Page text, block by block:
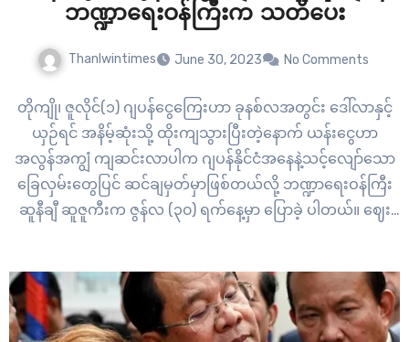
ဘဏ္ဍာရေးဝန်ကြီးက သတိပေး
Thanlwintimes June 30, 2023 No Comments
တိုကျို၊ ဇူလိုင်(၁) ဂျပန်ငွေကြေးဟာ ခုနစ်လအတွင်း ဒေါ်လာနှင့်
ယှဉ်ရင် အနိမ့်ဆုံးသို့ ထိုးကျသွားပြီးတဲ့နောက် ယန်းငွေဟာ
အလွန်အကျွံ ကျဆင်းလာပါက ဂျပန်နိုင်ငံအနေနဲ့သင့်လျော်သော
ခြေလှမ်းတွေပြင် ဆင်ချမှတ်မှာဖြစ်တယ်လို့ ဘဏ္ဍာရေးဝန်ကြီး
ဆူနီချီ ဆူဇူကီးက ဇွန်လ (၃၀) ရက်နေ့မှာ ပြောခဲ့ ပါတယ်။ ဈေး
ကြောင့် ရင်းနှီးမြုပ်နှံသူတွေအနေနဲ့ယန်းငွေကို အလွန် အမင်း
ရောင်းချခြင်းမပြုဖို့…